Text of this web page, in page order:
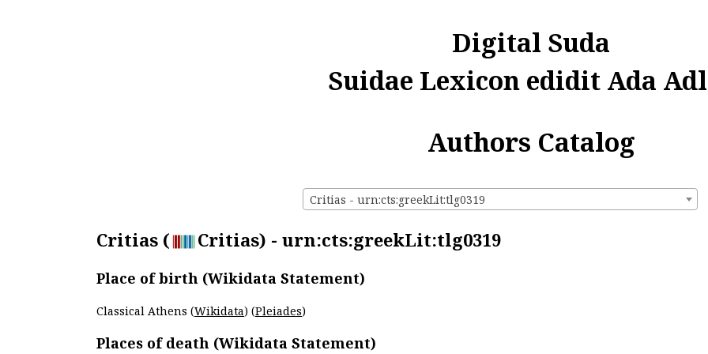
Digital Suda
Suidae Lexicon edidit Ada
Authors Catalog
Critias - urn:cts:greekLit:tlg0319
Critias ( Critias) - urn:cts:greekLit:tlg0319
Place of birth (Wikidata Statement)
Classical Athens (Wikidata) (Pleiades)
Places of death (Wikidata Statement)